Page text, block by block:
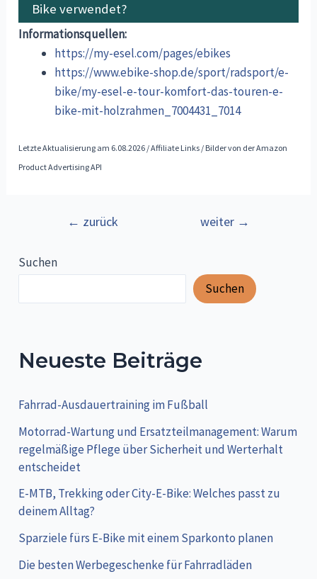
Bike verwendet?
Informationsquellen:
https://my-esel.com/pages/ebikes
https://www.ebike-shop.de/sport/radsport/e-
bike/my-esel-e-tour-komfort-das-touren-e-
bike-mit-holzrahmen_7004431_7014
Letzte Aktualisierung am 6.08.2026 / Affiliate Links / Bilder von der Amazon
Product Advertising API
Beitragsnavigation
← zurück weiter →
Suchen
Suchen
Neueste Beiträge
Fahrrad-Ausdauertraining im Fußball
Motorrad-Wartung und Ersatzteilmanagement: Warum
regelmäßige Pflege über Sicherheit und Werterhalt
entscheidet
E-MTB, Trekking oder City-E-Bike: Welches passt zu
deinem Alltag?
Sparziele fürs E-Bike mit einem Sparkonto planen
Die besten Werbegeschenke für Fahrradläden